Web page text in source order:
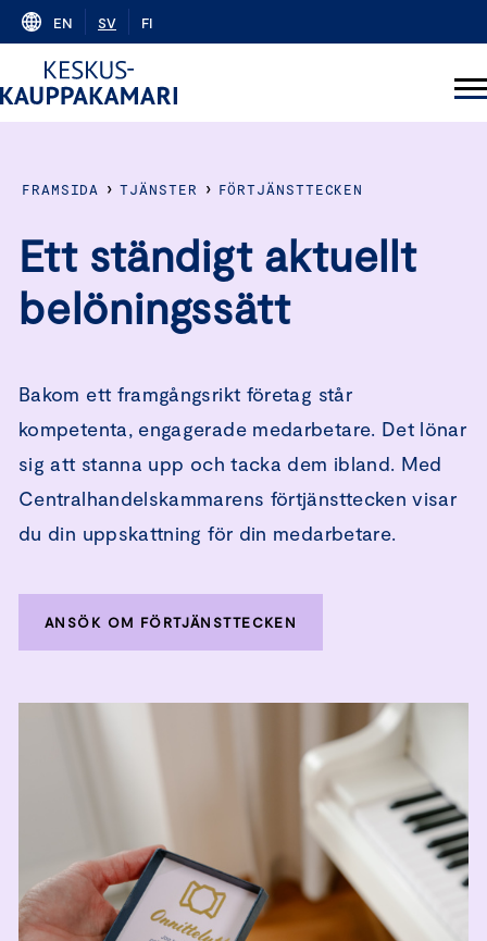
Skip
content
EN SV FI
FRAMSIDA › TJÄNSTER › FÖRTJÄNSTTECKEN
Ett ständigt aktuellt
belöningssätt
Bakom ett framgångsrikt företag står
kompetenta, engagerade medarbetare. Det lönar
sig att stanna upp och tacka dem ibland. Med
Centralhandelskammarens förtjänsttecken visar
du din uppskattning för din medarbetare.
ANSÖK OM FÖRTJÄNSTTECKEN